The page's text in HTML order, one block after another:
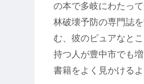
の本で多岐にわたっ
林破壊予防の専門誌
む、彼のピュアなと
持つ人が豊中市でも
書籍をよく見かけるよ